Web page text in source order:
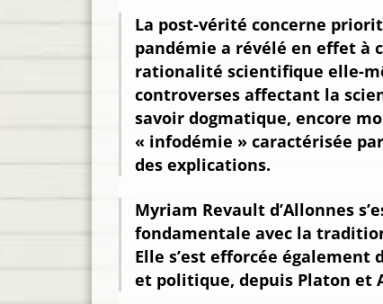
La post-vérité concerne
pandémie a révélé en effet à
rationalité scientifique elle-
controverses affectant la
savoir dogmatique, encore
« infodémie » caractérisée
des explications.
Myriam Revault d’Allonnes
fondamentale avec la
Elle s’est efforcée
et politique, depuis Platon et